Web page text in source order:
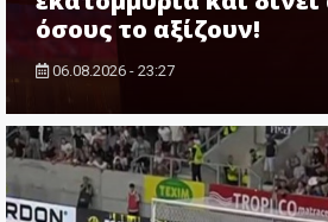
όσους το αξίζουν!
06.08.2026 - 23:27